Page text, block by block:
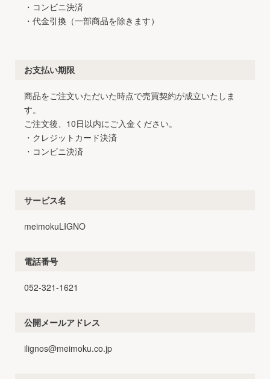
・コンビニ決済
・代金引換（一部商品を除きます）
お支払い期限
商品をご注文いただいた時点で売買契約が成立いたしま
す。
ご注文後、10日以内にご入金ください。
・クレジットカード決済
・コンビニ決済
サービス名
meimokuLIGNO
電話番号
052-321-1621
公開メールアドレス
ilignos@meimoku.co.jp